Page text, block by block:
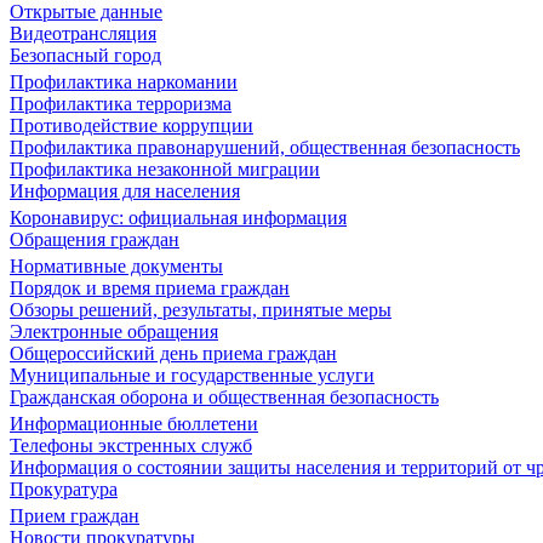
Открытые данные
Видеотрансляция
Безопасный город
Профилактика наркомании
Профилактика терроризма
Противодействие коррупции
Профилактика правонарушений, общественная безопасность
Профилактика незаконной миграции
Информация для населения
Коронавирус: официальная информация
Обращения граждан
Нормативные документы
Порядок и время приема граждан
Обзоры решений, результаты, принятые меры
Электронные обращения
Общероссийский день приема граждан
Муниципальные и государственные услуги
Гражданская оборона и общественная безопасность
Информационные бюллетени
Телефоны экстренных служб
Информация о состоянии защиты населения и территорий от
Прокуратура
Прием граждан
Новости прокуратуры